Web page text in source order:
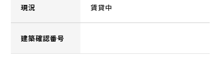
現況 賃貸中
建築確認番号